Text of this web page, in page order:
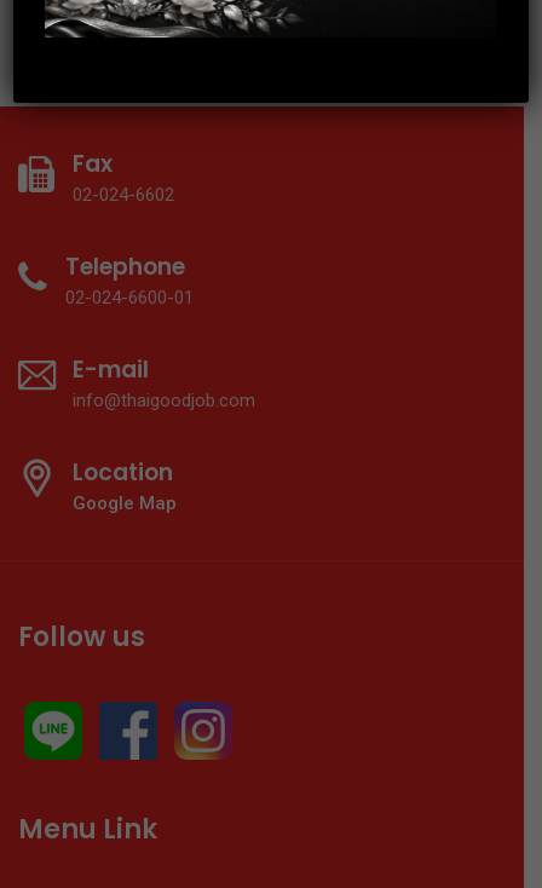
Fax
02-024-6602
Telephone
02-024-6600-01
E-mail
info@thaigoodjob.com
Location
Google Map
Follow us
Menu Link